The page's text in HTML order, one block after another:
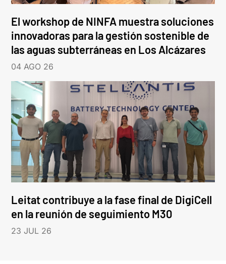
El workshop de NINFA muestra soluciones
innovadoras para la gestión sostenible de
las aguas subterráneas en Los Alcázares
04 AGO 26
Leitat contribuye a la fase final de DigiCell
en la reunión de seguimiento M30
23 JUL 26